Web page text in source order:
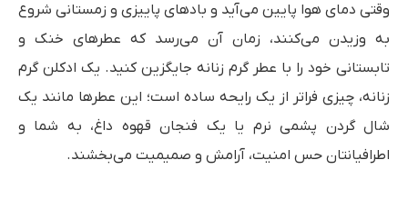
وقتی دمای هوا پایین می‌آید و بادهای پاییزی و زمستانی شروع
به وزیدن می‌کنند، زمان آن می‌رسد که عطرهای خنک و
تابستانی خود را با عطر گرم زنانه جایگزین کنید. یک ادکلن گرم
زنانه، چیزی فراتر از یک رایحه ساده است؛ این عطرها مانند یک
شال گردن پشمی نرم یا یک فنجان قهوه داغ، به شما و
اطرافیانتان حس امنیت، آرامش و صمیمیت می‌بخشند.